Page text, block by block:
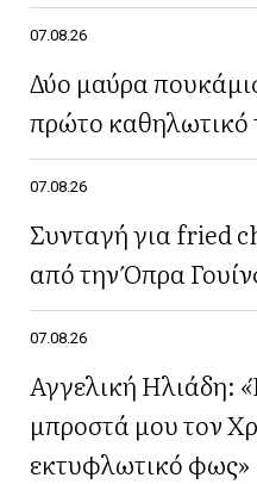
07.08.26
Δύο μαύρα
πρώτο καθηλωτικό
07.08.26
Συνταγή για fried
από την Όπρα
07.08.26
Αγγελική Ηλιάδη:
μπροστά μου τον
εκτυφλωτικό φως»